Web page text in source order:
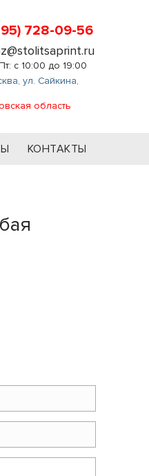
728-09-56
с 10:00 до 19:00
,ул. Сайкина,
область
КОНТАКТЫ